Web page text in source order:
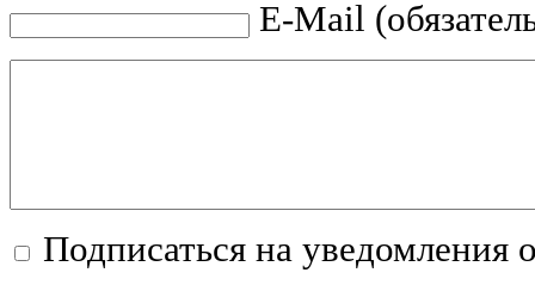
E-Mail
Подписаться на уведомления